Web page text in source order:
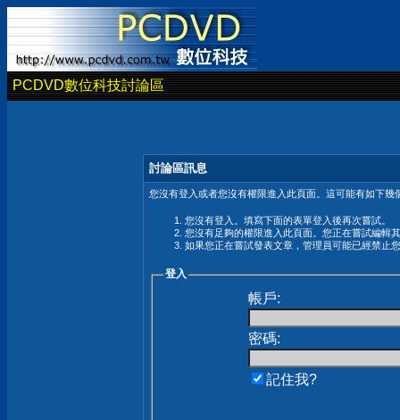
PCDVD數位科技討論區
討論區訊息
您沒有登入或者您沒有權限進入此頁面。這可能有如下幾
您沒有登入。填寫下面的表單登入後再次嘗試。
您沒有足夠的權限進入此頁面。您正在嘗試編輯
如果您正在嘗試發表文章，管理員可能已經禁止
登入
帳戶:
密碼:
記住我?